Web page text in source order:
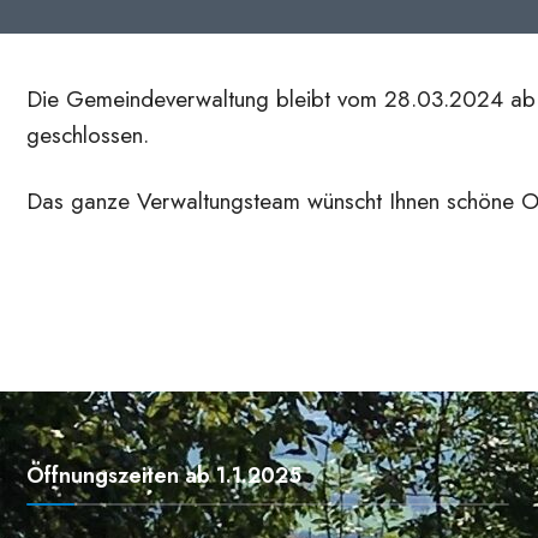
Die Gemeindeverwaltung bleibt vom 28.03.2024
geschlossen.
Das ganze Verwaltungsteam wünscht Ihnen schöne
Öffnungszeiten ab 1.1.2025